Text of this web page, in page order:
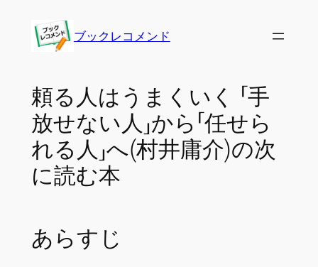
ブックレコメンド
頼る人はうまくいく 「手
放せない人」から「任せら
れる人」へ(村井庸介)の次
に読む本
あらすじ